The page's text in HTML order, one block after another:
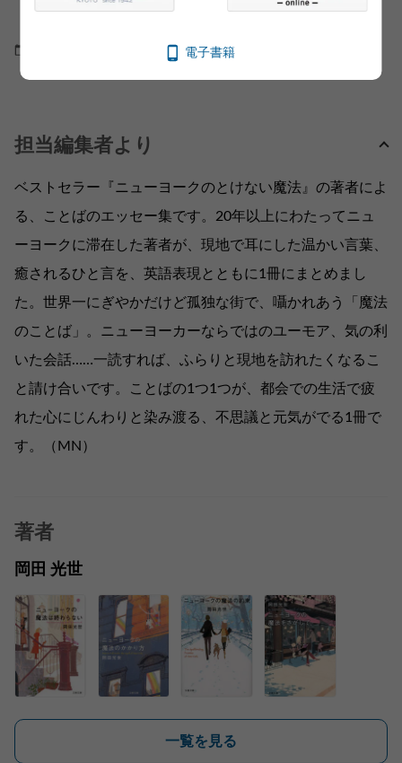
担当編集者より
ベストセラー『ニューヨークのとけない魔法』の著者によ
る、ことばのエッセー集です。20年以上にわたってニュ
ーヨークに滞在した著者が、現地で耳にした温かい言葉、
癒されるひと言を、英語表現とともに1冊にまとめまし
た。世界一にぎやかだけど孤独な街で、囁かれあう「魔法
のことば」。ニューヨーカーならではのユーモア、気の利
いた会話……一読すれば、ふらりと現地を訪れたくなるこ
と請け合いです。ことばの1つ1つが、都会での生活で疲
れた心にじんわりと染み渡る、不思議と元気がでる1冊で
す。（MN）
著者
岡田 光世
一覧を見る
電子書籍